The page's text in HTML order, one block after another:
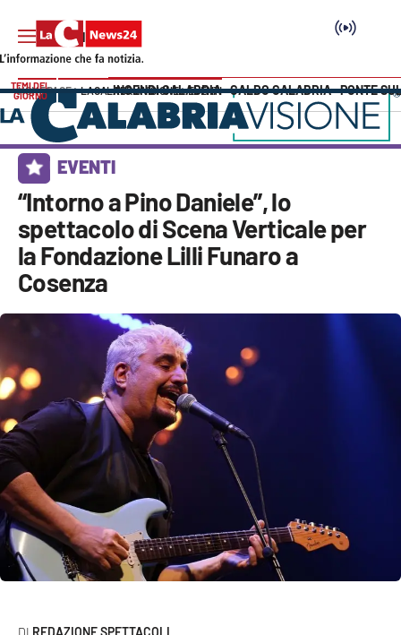
SEZIONI
Cronaca
Politica
Attualità
Economia e lavoro
Italia Mondo
Sanità
Cultura
Podcast
Vai
TEMI DEL
GIORNO
INCENDI CALABRIA CALDO CALABRIA PONTE
HOME PAGE LACALABRIAVISIONE EVENTI
EVENTI
“Intorno a Pino Daniele”, lo
spettacolo di Scena Verticale per
la Fondazione Lilli Funaro a
Cosenza
REDAZIONE SPETTACOLI